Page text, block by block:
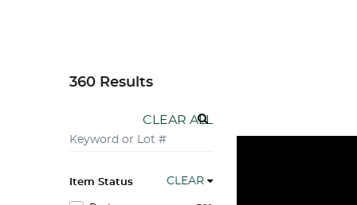
360 Results
CLEAR ALL
Item Status CLEAR